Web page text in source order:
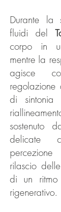
Durante la
fluidi del
corpo in
mentre la
agisce
regolazione
di
sostenuto
delicate
rilascio
di un ritmo
rigenerativo.